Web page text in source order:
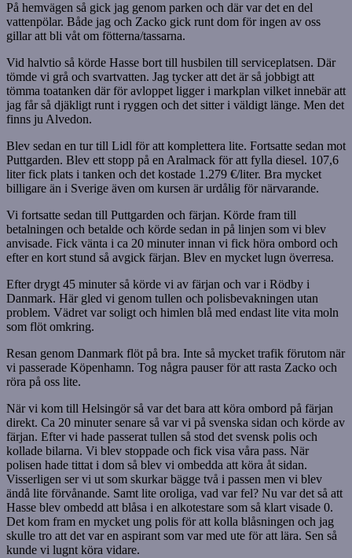
På hemvägen så gick jag genom parken och där var det en del
vattenpölar. Både jag och Zacko gick runt dom för ingen av oss
gillar att bli våt om fötterna/tassarna.
Vid halvtio så körde Hasse bort till husbilen till serviceplatsen. Där
tömde vi grå och svartvatten. Jag tycker att det är så jobbigt att
tömma toatanken där för avloppet ligger i markplan vilket innebär att
jag får så djäkligt runt i ryggen och det sitter i väldigt länge. Men det
finns ju Alvedon.
Blev sedan en tur till Lidl för att komplettera lite. Fortsatte sedan mot
Puttgarden. Blev ett stopp på en Aralmack för att fylla diesel. 107,6
liter fick plats i tanken och det kostade 1.279 €/liter. Bra mycket
billigare än i Sverige även om kursen är urdålig för närvarande.
Vi fortsatte sedan till Puttgarden och färjan. Körde fram till
betalningen och betalde och körde sedan in på linjen som vi blev
anvisade. Fick vänta i ca 20 minuter innan vi fick höra ombord och
efter en kort stund så avgick färjan. Blev en mycket lugn överresa.
Efter drygt 45 minuter så körde vi av färjan och var i Rödby i
Danmark. Här gled vi genom tullen och polisbevakningen utan
problem. Vädret var soligt och himlen blå med endast lite vita moln
som flöt omkring.
Resan genom Danmark flöt på bra. Inte så mycket trafik förutom när
vi passerade Köpenhamn. Tog några pauser för att rasta Zacko och
röra på oss lite.
När vi kom till Helsingör så var det bara att köra ombord på färjan
direkt. Ca 20 minuter senare så var vi på svenska sidan och körde av
färjan. Efter vi hade passerat tullen så stod det svensk polis och
kollade bilarna. Vi blev stoppade och fick visa våra pass. När
polisen hade tittat i dom så blev vi ombedda att köra åt sidan.
Visserligen ser vi ut som skurkar bägge två i passen men vi blev
ändå lite förvånande. Samt lite oroliga, vad var fel? Nu var det så att
Hasse blev ombedd att blåsa i en alkotestare som så klart visade 0.
Det kom fram en mycket ung polis för att kolla blåsningen och jag
skulle tro att det var en aspirant som var med ute för att lära. Sen så
kunde vi lugnt köra vidare.